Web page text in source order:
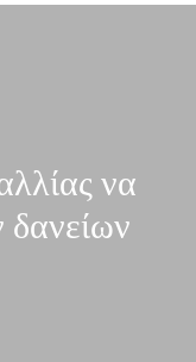
να
δανείων